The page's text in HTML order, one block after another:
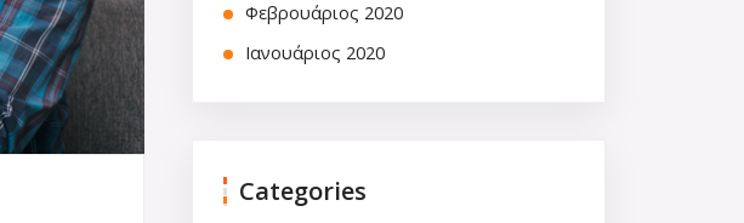
Φεβρουάριος 2020
Ιανουάριος 2020
Categories